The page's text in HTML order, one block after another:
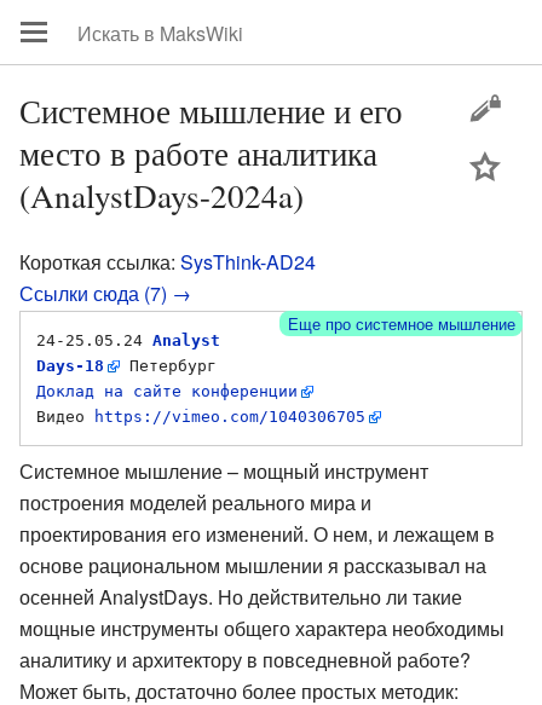
Системное мышление и его
место в работе аналитика
(AnalystDays-2024a)
Короткая ссылка: SysThink-AD24
Ссылки сюда (7) →
Еще про системное мышление
24-25.05.24 Analyst
Days-18
Доклад на сайте конференции
Видео
https://vimeo.com/1040306705
Системное мышление – мощный инструмент
построения моделей реального мира и
проектирования его изменений. О нем, и лежащем в
основе рациональном мышлении я рассказывал на
осенней AnalystDays. Но действительно ли такие
мощные инструменты общего характера необходимы
аналитику и архитектору в повседневной работе?
Может быть, достаточно более простых методик: